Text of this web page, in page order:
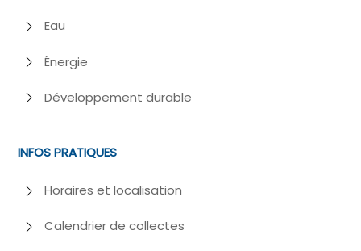
Eau
Énergie
Développement durable
INFOS PRATIQUES
Horaires et localisation
Calendrier de collectes